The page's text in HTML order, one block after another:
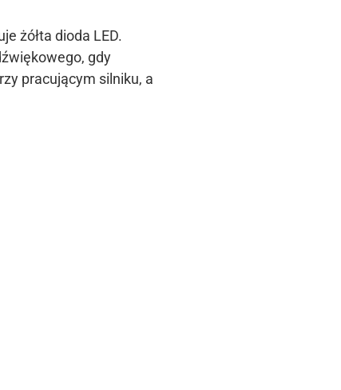
żółta dioda LED.
gdy
pracującym silniku, a